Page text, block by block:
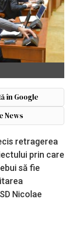
în Google
News
retragerea
prin care
să fie
Nicolae